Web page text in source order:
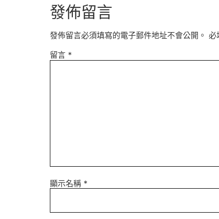
發佈留言
發佈留言必須填寫的電子郵件地址不會公開。 必
留言 *
顯示名稱 *